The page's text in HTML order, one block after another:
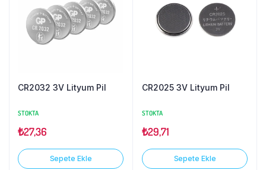
CR2032 3V Lityum Pil
STOKTA
₺27,36
Sepete Ekle
CR2025 3V Lityum Pil
STOKTA
₺29,71
Sepete Ekle